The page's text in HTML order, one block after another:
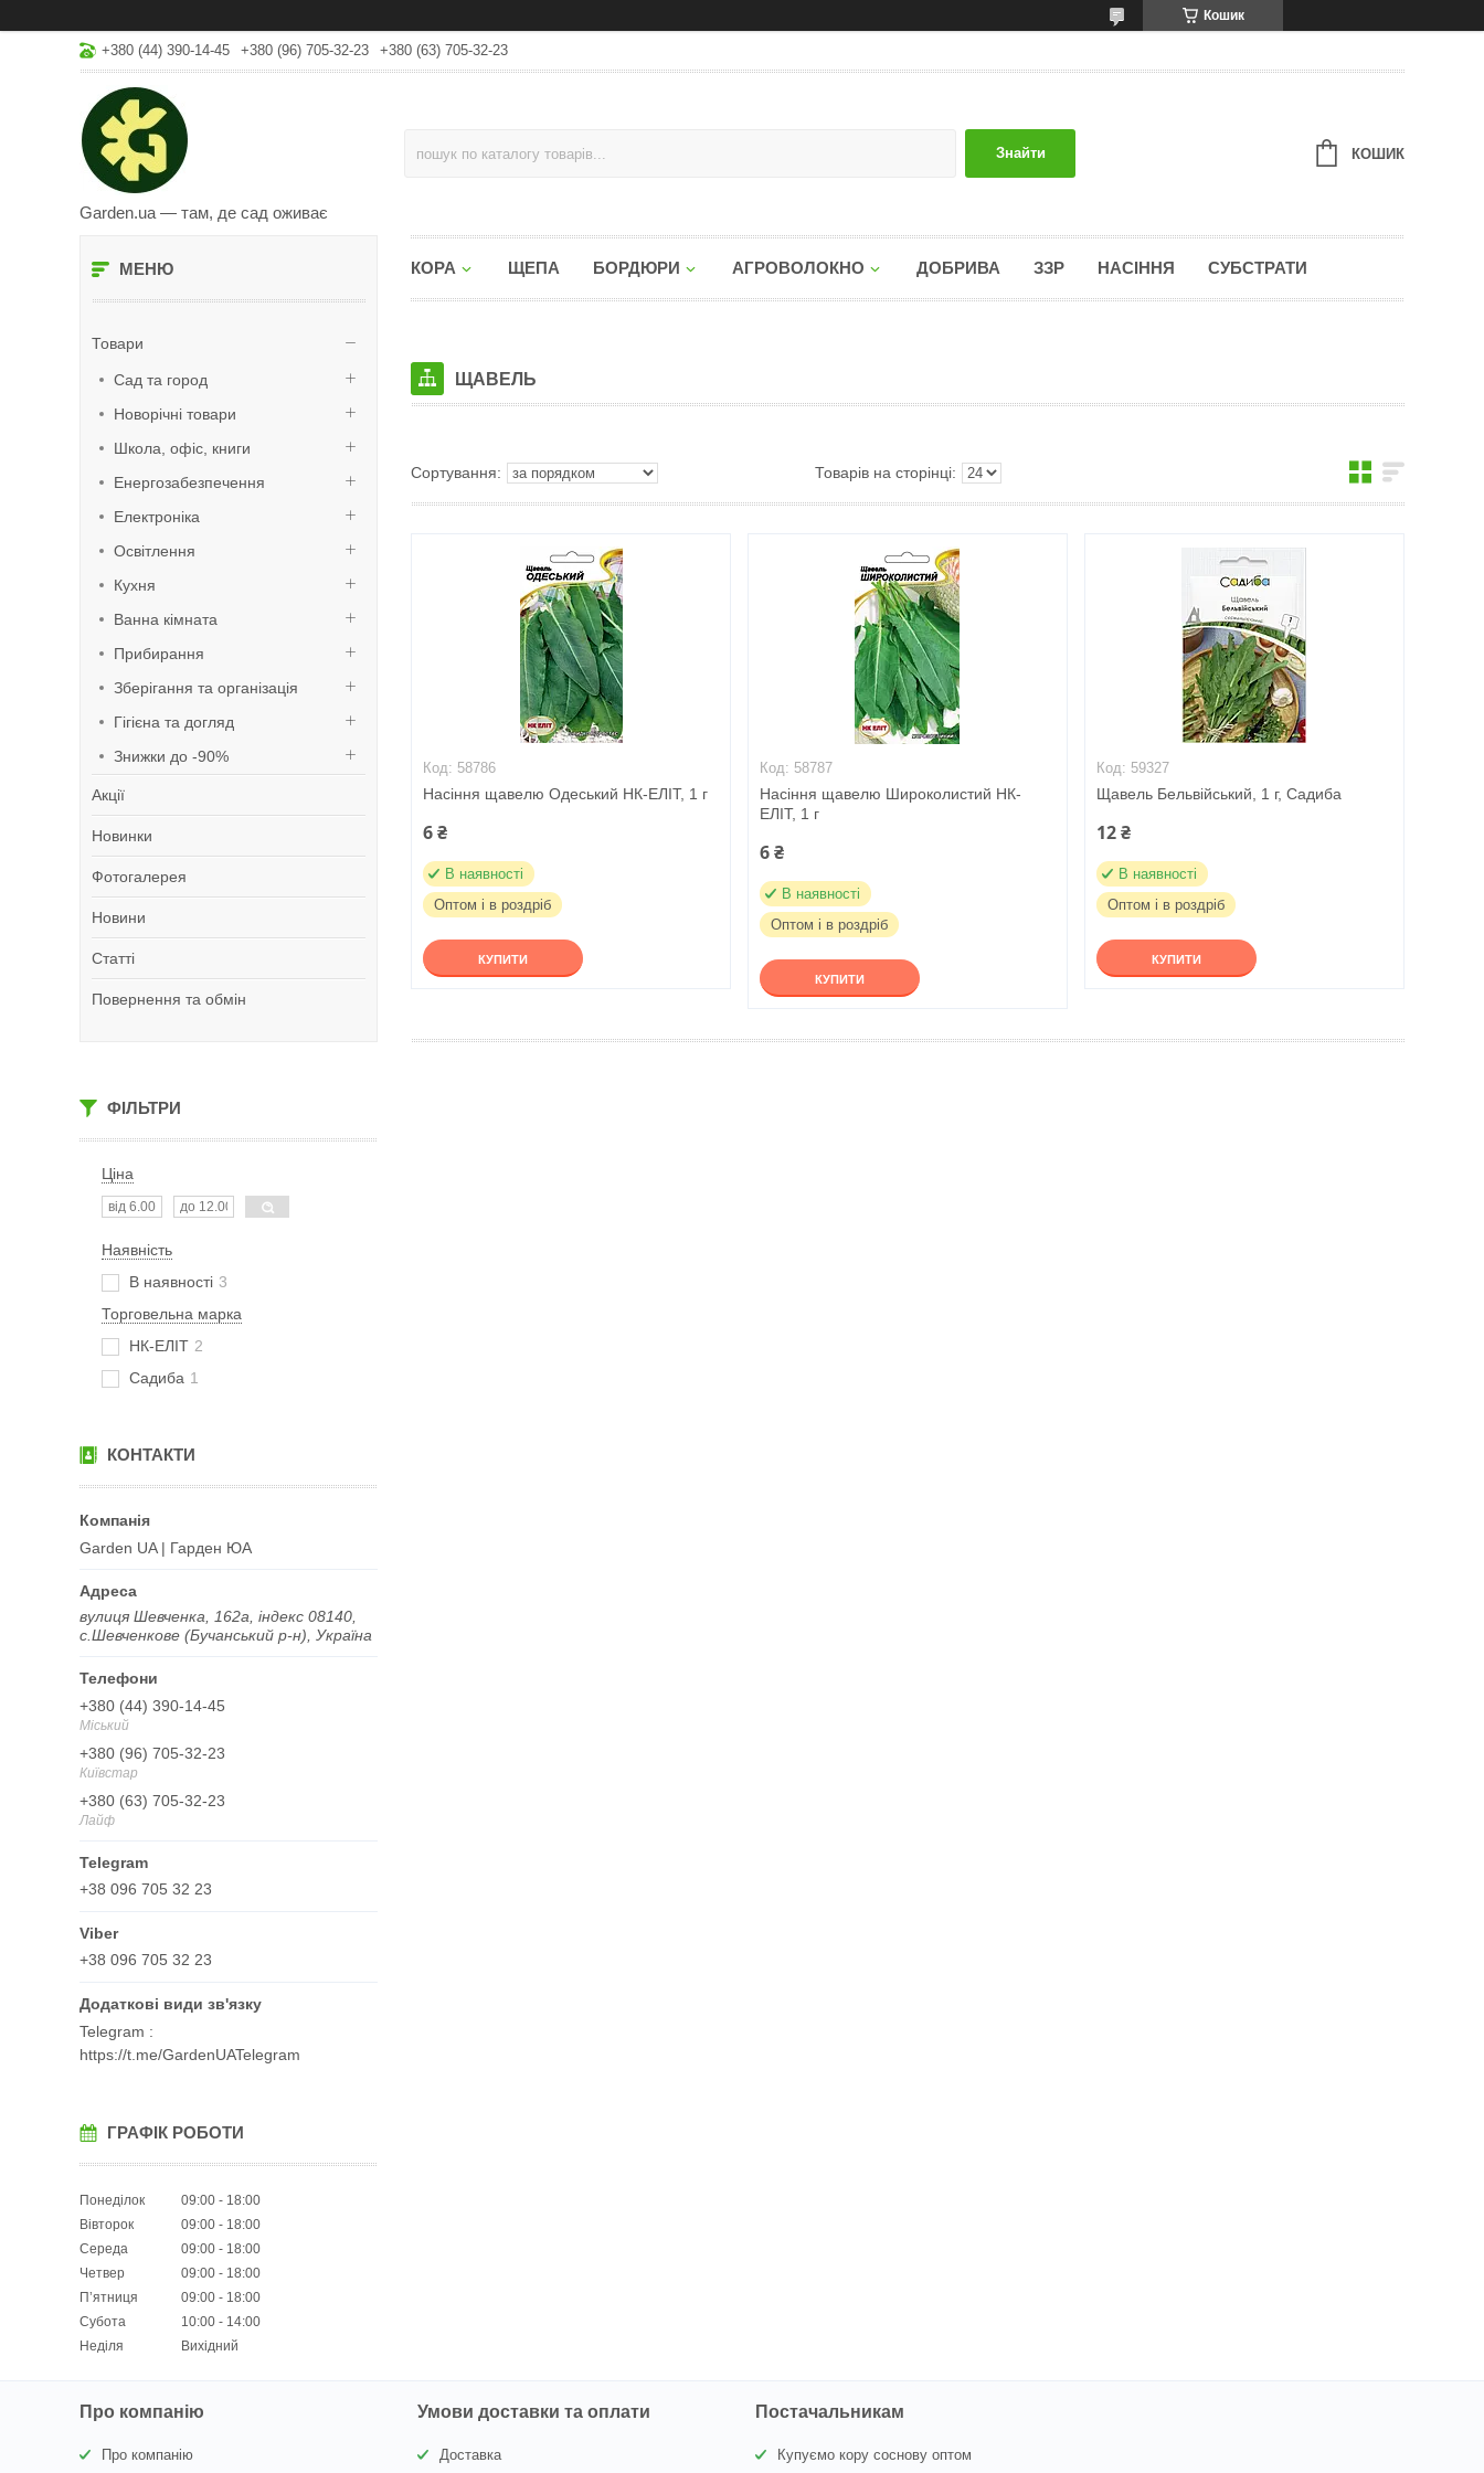
Кошик
+380 (44) 390-14-45 +380 (96) 705-32-23 +380 (63) 705-32-23
Garden.ua — там, де сад оживає
Знайти КОШИК
Товари
Сад та город
Новорічні товари
Школа, офіс, книги
Енергозабезпечення
Електроніка
Освітлення
Кухня
Ванна кімната
Прибирання
Зберігання та організація
Гігієна та догляд
Знижки до -90%
Акції
Новинки
Фотогалерея
Новини
Статті
Повернення та обмін
ФІЛЬТРИ
Ціна
Наявність
В наявності 3
Торговельна марка
НК-ЕЛІТ 2
Садиба 1
КОНТАКТИ
Garden UA | Гарден ЮА
вулиця Шевченка, 162а, індекс 08140,
с.Шевченкове (Бучанський р-н), Україна
+380 (44) 390-14-45
Міський
+380 (96) 705-32-23
Київстар
+380 (63) 705-32-23
Лайф
+38 096 705 32 23
+38 096 705 32 23
Telegram
https://t.me/GardenUATelegram
ГРАФІК РОБОТИ
Понеділок 09:00
18:00
Вівторок
09:00
18:00
Середа
09:00
18:00
Четвер
09:00
18:00
Пʼятниця
09:00
18:00
Субота
10:00
14:00
Неділя
Вихідний
КОРА ЩЕПА БОРДЮРИ АГРОВОЛОКНО ДОБРИВА ЗЗР НАСІННЯ СУБСТРАТИ
ЩАВЕЛЬ
58786
Насіння щавелю Одеський НК-ЕЛІТ, 1 г
6 ₴
В наявності
Оптом і в роздріб
КУПИТИ
58787
Насіння щавелю Широколистий НК-
ЕЛІТ, 1 г
6 ₴
В наявності
Оптом і в роздріб
КУПИТИ
59327
Щавель Бельвійський, 1 г, Садиба
12 ₴
В наявності
Оптом і в роздріб
КУПИТИ
Про компанію
Про компанію
Умови доставки та оплати
Доставка
Постачальникам
Купуємо кору соснову оптом